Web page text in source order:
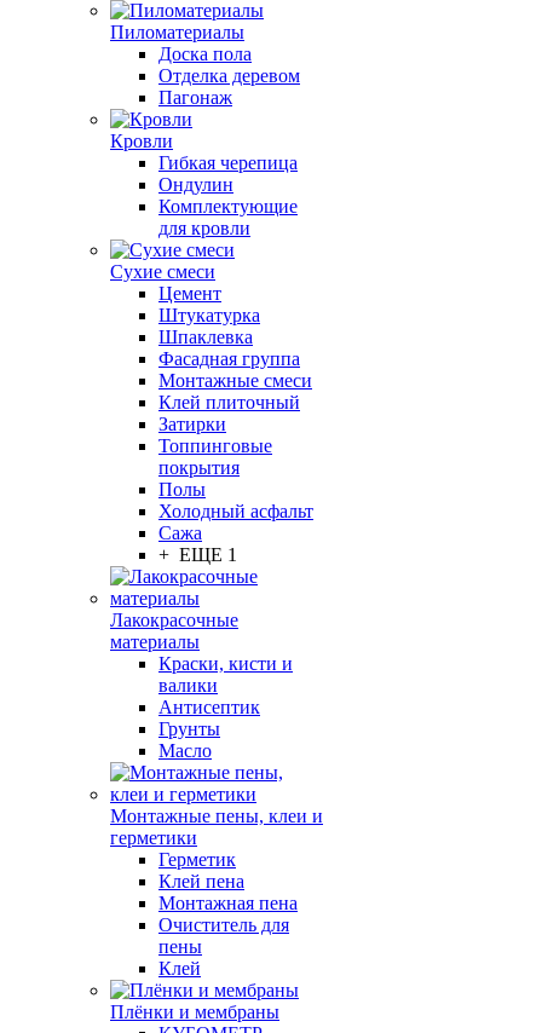
Пиломатериалы
Доска пола
Отделка деревом
Пагонаж
Кровли
Гибкая черепица
Ондулин
Комплектующие
для кровли
Сухие смеси
Цемент
Штукатурка
Шпаклевка
Фасадная группа
Монтажные смеси
Клей плиточный
Затирки
Топпинговые
покрытия
Полы
Холодный асфальт
Сажа
+ ЕЩЕ 1
Лакокрасочные
материалы
Краски, кисти и
валики
Антисептик
Грунты
Масло
Монтажные пены, клеи и
герметики
Герметик
Клей пена
Монтажная пена
Очиститель для
пены
Клей
Плёнки и мембраны